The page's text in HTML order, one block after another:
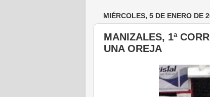
MIÉRCOLES, 5 DE ENERO DE
MANIZALES, 1ª
UNA OREJA